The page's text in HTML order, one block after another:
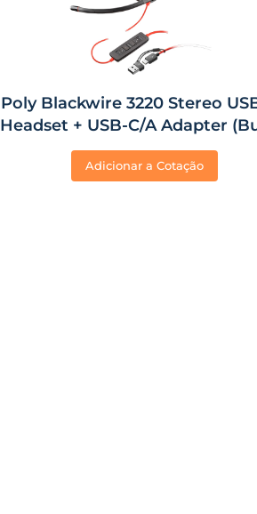
Poly Blackwire 3220 Stereo
Headset + USB-C/A Adapter
Adicionar a Cotação